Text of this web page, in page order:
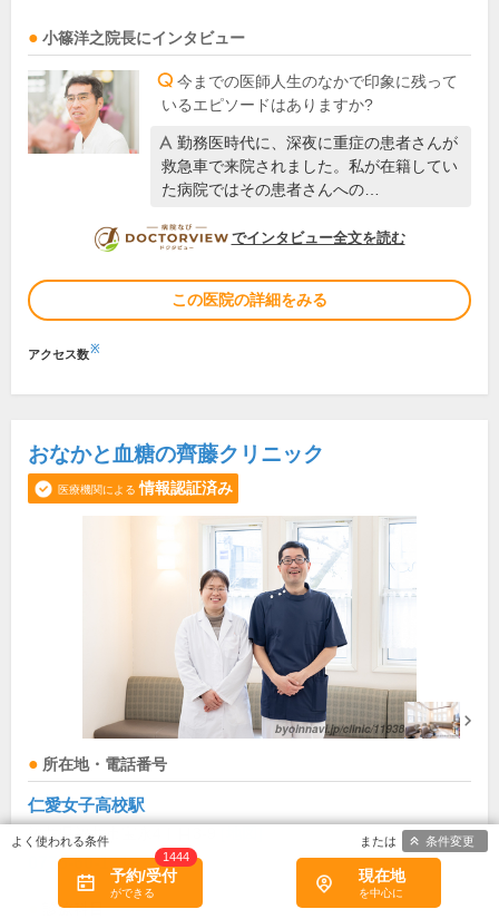
小篠洋之 院長にインタビュー
今までの医師人生のなかで印象に残って
いるエピソードはありますか?
勤務医時代に、深夜に重症の患者さんが
救急車で来院されました。私が在籍してい
た病院ではその患者さんへの…
DOCTORVIEW
でインタビュー全文を読む
この医院の詳細をみる
アクセス数※
おなかと血糖の齊藤クリニック
医療機関による 情報認証済み
所在地・電話番号
仁愛女子高校駅
福井県福井市宝永4丁目3-9
0776-60-1212
診療科目
予約/受付
1444
現在地
条件変更